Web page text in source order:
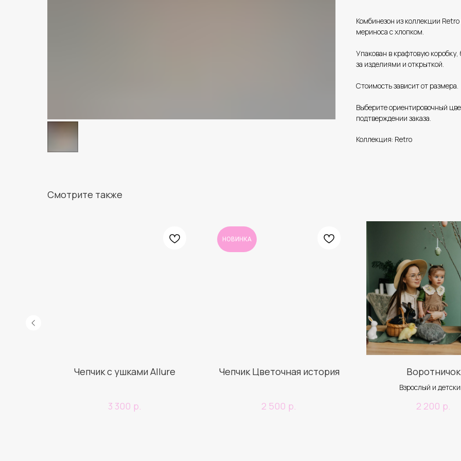
Комбинезон из коллекции
мериноса с хлопком.
Упакован в крафтовую
за изделиями и открыткой.
Стоимость зависит от размера.
Выберите ориентировочный
подтверждении заказа.
Коллекция: Retro
Смотрите также
Чепчик с ушками Allure
3 300 р.
НОВИНКА
Чепчик Цветочная история
2 500 р.
Воротничок
Взрослый и
2 200 р.